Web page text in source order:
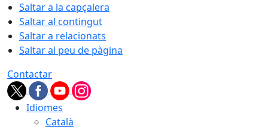
Saltar a la capçalera
Saltar al contingut
Saltar a relacionats
Saltar al peu de pàgina
Contactar
Idiomes
Català